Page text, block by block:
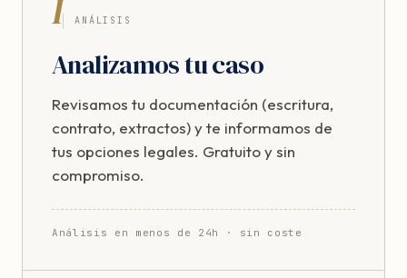
I ANÁLISIS
Analizamos tu caso
Revisamos tu documentación (escritura,
contrato, extractos) y te informamos de
tus opciones legales. Gratuito y sin
compromiso.
Análisis en menos de 24h · sin coste